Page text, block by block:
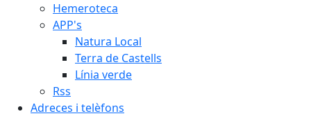
Hemeroteca
APP's
Natura Local
Terra de Castells
Línia verde
Rss
Adreces i telèfons